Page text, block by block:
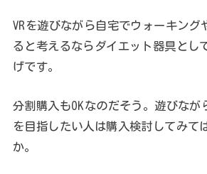
VRを遊びながら自宅でウォーキング
ると考えるならダイエット器具とし
げです。
分割購入もOKなのだそう。遊びなが
を目指したい人は購入検討してみて
か。